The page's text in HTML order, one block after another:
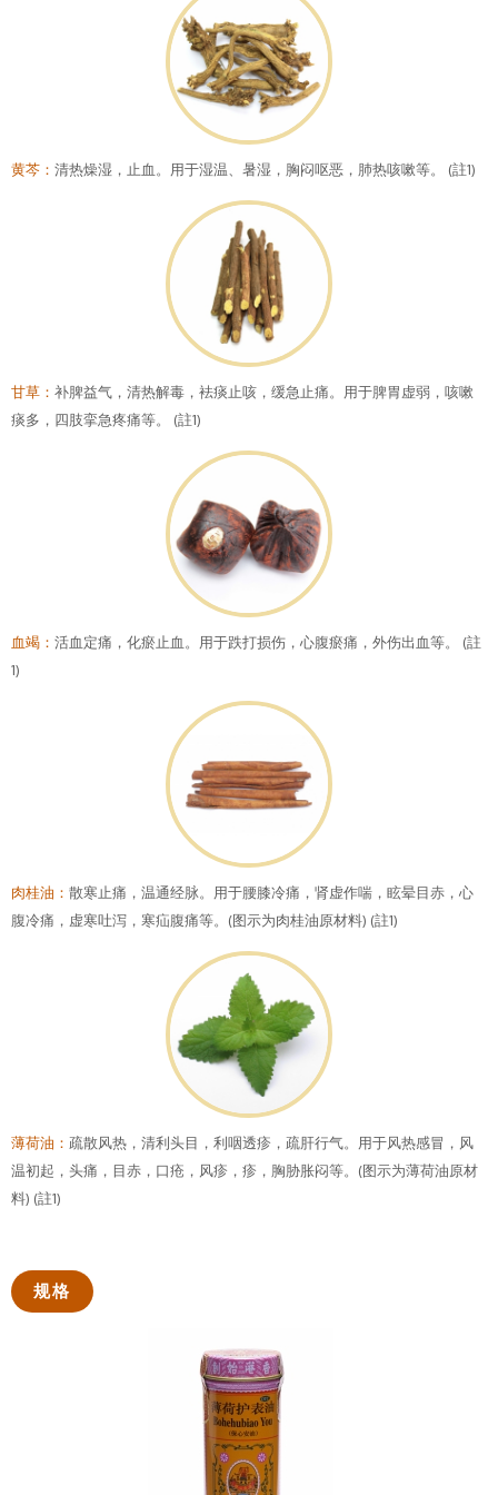
黄芩： 清热燥湿，止血。用于湿温、暑湿，胸闷呕恶，肺热咳嗽等。 (註1)
甘草： 补脾益气，清热解毒，袪痰止咳，缓急止痛。用于脾胃虚弱，咳嗽
痰多，四肢挛急疼痛等。 (註1)
血竭： 活血定痛，化瘀止血。用于跌打损伤，心腹瘀痛，外伤出血等。 (註
1)
肉桂油： 散寒止痛，温通经脉。用于腰膝冷痛，肾虚作喘，眩晕目赤，心
腹冷痛，虚寒吐泻，寒疝腹痛等。(图示为肉桂油原材料) (註1)
薄荷油： 疏散风热，清利头目，利咽透疹，疏肝行气。用于风热感冒，风
温初起，头痛，目赤，口疮，风疹，疹，胸胁胀闷等。(图示为薄荷油原材
料) (註1)
规格